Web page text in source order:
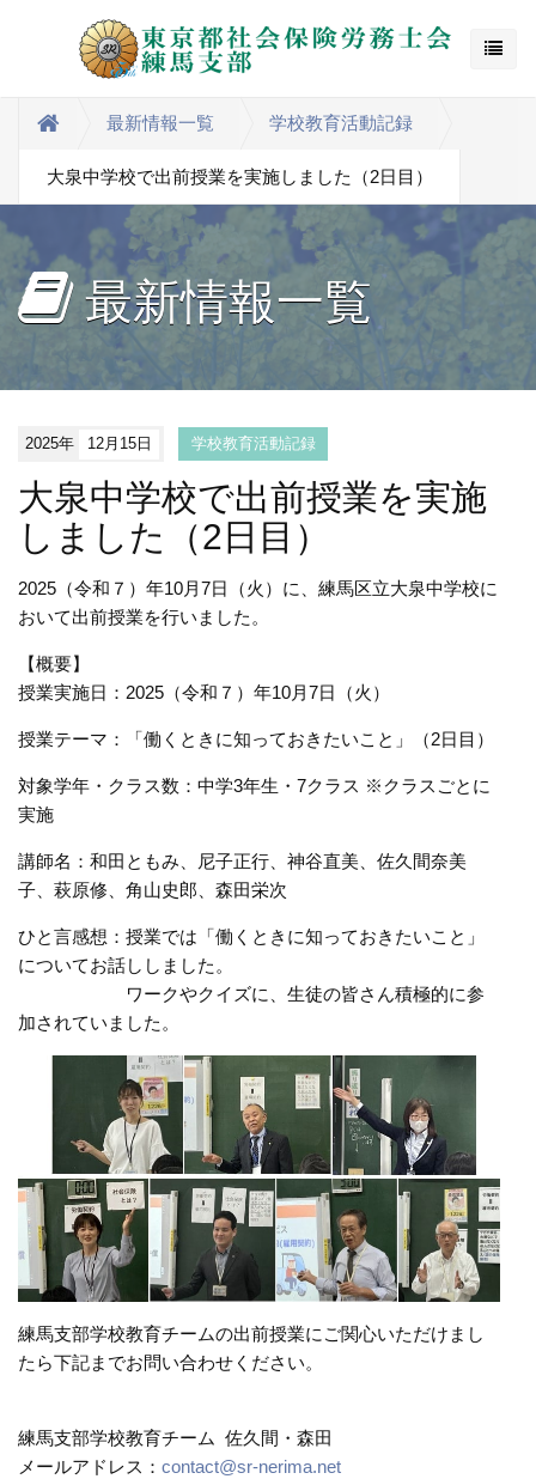
最新情報一覧 学校教育活動記録
大泉中学校で出前授業を実施しました（2日目）
最新情報一覧
2025年 12月15日 学校教育活動記録
大泉中学校で出前授業を実施
しました（2日目）
2025（令和７）年10月7日（火）に、練馬区立大泉中学校に
おいて出前授業を行いました。
【概要】
授業実施日：2025（令和７）年10月7日（火）
授業テーマ：「働くときに知っておきたいこと」（2日目）
対象学年・クラス数：中学3年生・7クラス ※クラスごとに
実施
講師名：和田ともみ、尼子正行、神谷直美、佐久間奈美
子、萩原修、角山史郎、森田栄次
ひと言感想：授業では「働くときに知っておきたいこと」
についてお話ししました。
ワークやクイズに、生徒の皆さん積極的に参
加されていました。
練馬支部学校教育チームの出前授業にご関心いただけまし
たら下記までお問い合わせください。
練馬支部学校教育チーム 佐久間・森田
メールアドレス： contact@sr-nerima.net